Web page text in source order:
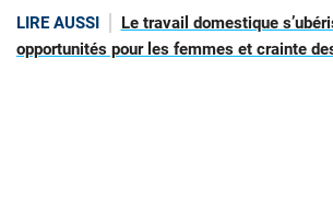
LIRE AUSSI
Le travail domestique
opportunités pour les femmes et crainte